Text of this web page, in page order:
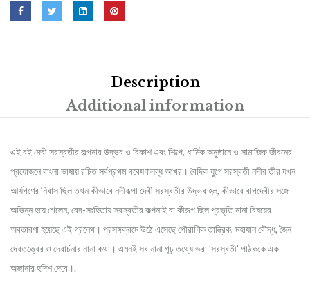
Description
Additional information
এই বই দেবী সরস্বতীর কল্পনার উদ্ভব ও বিকাশ এবং শিল্পে, ধার্মিক অনুষ্ঠানে ও সামাজিক জীবনের
প্রয়োজনে বাংলা ভাষায় রচিত সর্বপ্রথম গবেষণালব্ধ আখর। বৈদিক যুগে সরস্বতী নদীর তীর যখন
আর্যগণের নিবাস ছিল তখন কীভাবে নদীরূপা দেবী সরস্বতীর উদ্ভব হল, কীভাবে বাগদেবীর সঙ্গে
অভিন্ন হয়ে গেলেন, বেদ-সংহিতায় সরস্বতীর কল্পনাই বা কীরূপ ছিল প্রভৃতি নানা বিষয়ের
অবতারণা হয়েছে এই গ্রন্থে। প্রসঙ্গক্রমে উঠে এসেছে পৌরাণিক তান্ত্রিক, মহাযান বৌদ্ধ, জৈন
দেবতত্ত্বের ও দেবার্চনার নানা কথা। এমনই সব নানা গূঢ় তথ্যে ভরা ’সরস্বতী’ পাঠককে এক
অজানার হদিশ দেবে।.